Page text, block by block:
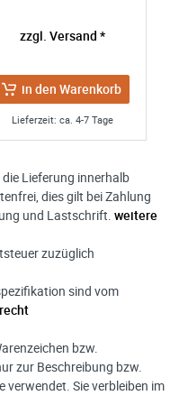
zzgl. Versand *
in den Warenkorb
Lieferzeit: ca. 4-7 Tage
Lieferung innerhalb
dies gilt bei Zahlung
und Lastschrift. weitere
zuzüglich
sind vom
bzw.
zur Beschreibung bzw.
Sie verbleiben im